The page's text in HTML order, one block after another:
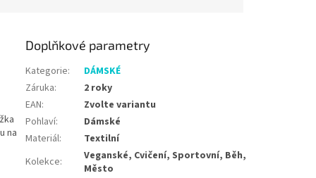
na
Doplňkové parametry
Kategorie:
DÁMSKÉ
Záruka:
2 roky
EAN:
Zvolte variantu
Pohlaví:
Dámské
Materiál:
Textilní
Kolekce:
Veganské, Cvičení, Sportovní, Běh,
Město